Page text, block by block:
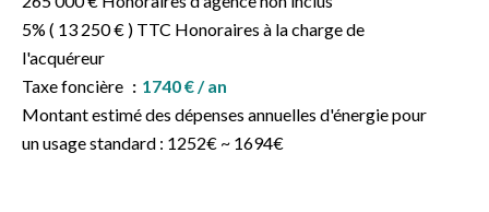
5% ( 13 250 € ) TTC Honoraires à la charge de
l'acquéreur
Taxe foncière
1740 € / an
Montant estimé des dépenses annuelles d'énergie pour
un usage standard : 1252€ ~ 1694€